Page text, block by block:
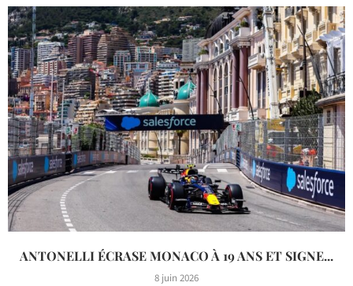
ANTONELLI ÉCRASE MONACO À 19 ANS ET SIGNE...
8 juin 2026